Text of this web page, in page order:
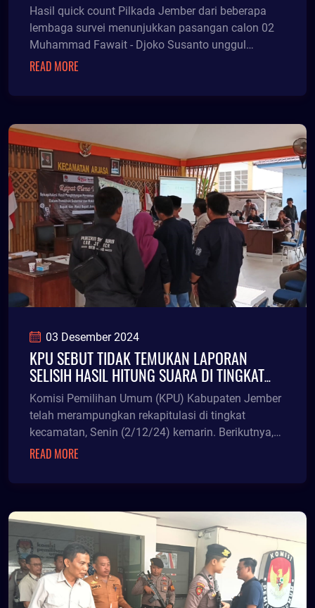
Hasil quick count Pilkada Jember dari beberapa
lembaga survei menunjukkan pasangan calon 02
Muhammad Fawait - Djoko Susanto unggul
terhadap pasanga
READ MORE
03 Desember 2024
KPU SEBUT TIDAK TEMUKAN LAPORAN
SELISIH HASIL HITUNG SUARA DI TINGKAT
KECAMATAN
Komisi Pemilihan Umum (KPU) Kabupaten Jember
telah merampungkan rekapitulasi di tingkat
kecamatan, Senin (2/12/24) kemarin. Berikutnya,
KPU akan se
READ MORE